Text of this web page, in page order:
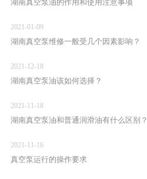
湖南真空泵油的作用和使用注意事项
2021-01-09
湖南真空泵维修一般受几个因素影响？
2021-12-18
湖南真空泵油该如何选择？
2021-11-18
湖南真空泵油和普通润滑油有什么区别？
2021-11-16
真空泵运行的操作要求